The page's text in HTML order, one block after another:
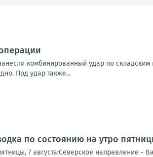
комбинированный удар по
Под удар также...
по состоянию на утро
7 августа:Северское направление -